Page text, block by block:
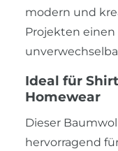
modern und
Projekten
Ideal für
Homewear
Dieser
hervorragend